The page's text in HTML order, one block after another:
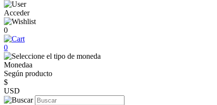
Acceder
0
0
Monedaa
Según producto
$
USD